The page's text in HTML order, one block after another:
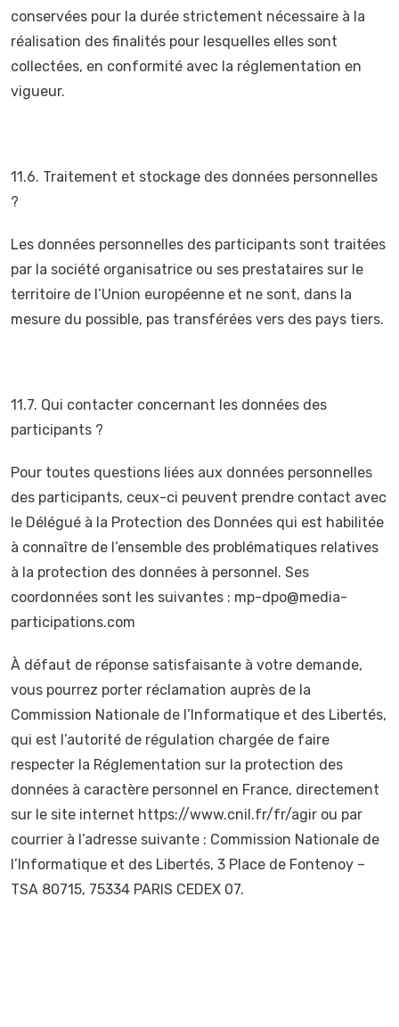
conservées pour la durée strictement nécessaire à la
réalisation des finalités pour lesquelles elles sont
collectées, en conformité avec la réglementation en
vigueur.
11.6. Traitement et stockage des données personnelles
?
Les données personnelles des participants sont traitées
par la société organisatrice ou ses prestataires sur le
territoire de l’Union européenne et ne sont, dans la
mesure du possible, pas transférées vers des pays tiers.
11.7. Qui contacter concernant les données des
participants ?
Pour toutes questions liées aux données personnelles
des participants, ceux-ci peuvent prendre contact avec
le Délégué à la Protection des Données qui est habilitée
à connaître de l’ensemble des problématiques relatives
à la protection des données à personnel. Ses
coordonnées sont les suivantes : mp-dpo@media-
participations.com
À défaut de réponse satisfaisante à votre demande,
vous pourrez porter réclamation auprès de la
Commission Nationale de l’Informatique et des Libertés,
qui est l’autorité de régulation chargée de faire
respecter la Réglementation sur la protection des
données à caractère personnel en France, directement
sur le site internet https://www.cnil.fr/fr/agir ou par
courrier à l’adresse suivante : Commission Nationale de
l’Informatique et des Libertés, 3 Place de Fontenoy –
TSA 80715, 75334 PARIS CEDEX 07.